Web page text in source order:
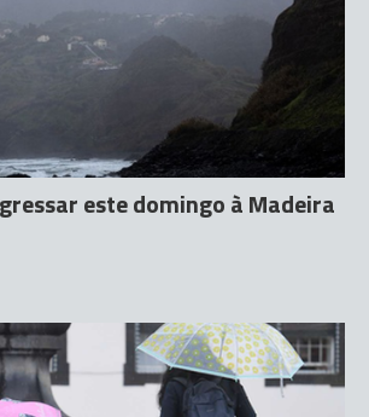
este domingo à Madeira